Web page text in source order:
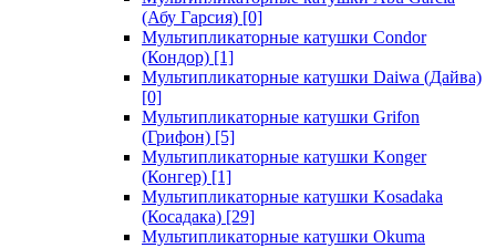
(Абу Гарсия) [0]
Мультипликаторные катушки Condor
(Кондор) [1]
Мультипликаторные катушки Daiwa (Дайва)
[0]
Мультипликаторные катушки Grifon
(Грифон) [5]
Мультипликаторные катушки Konger
(Конгер) [1]
Мультипликаторные катушки Kosadaka
(Косадака) [29]
Мультипликаторные катушки Okuma